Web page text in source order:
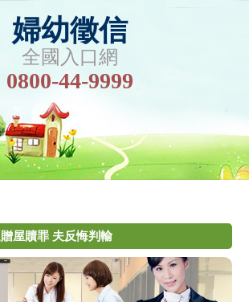
婦幼徵信
全國入口網
0800-44-9999
屋贖罪 夫反悔判輸